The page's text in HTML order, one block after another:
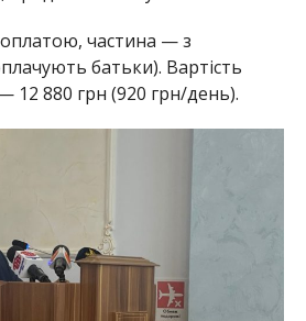
частина — з
батьки). Вартість
12 880 грн (920 грн/день).